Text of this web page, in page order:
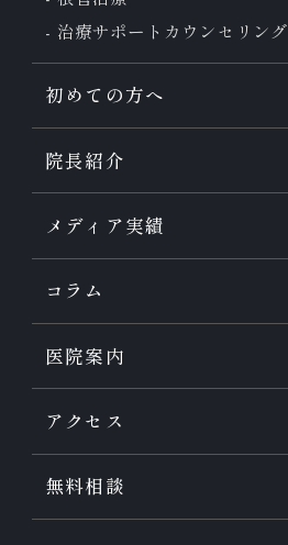
治療サポート カウンセリング
初めての方へ
院長紹介
メディア実績
コラム
医院案内
アクセス
無料相談